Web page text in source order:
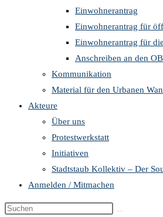
Einwohnerantrag
Einwohnerantrag für
Einwohnerantrag für
Anschreiben an den
Kommunikation
Material für den Urbanen
Akteure
Über uns
Protestwerkstatt
Initiativen
Stadtstaub Kollektiv – Der
Anmelden / Mitmachen
Diese